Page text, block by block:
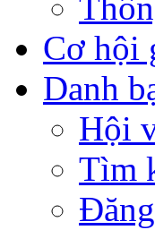
Cơ hội
Danh
Hội
Tìm